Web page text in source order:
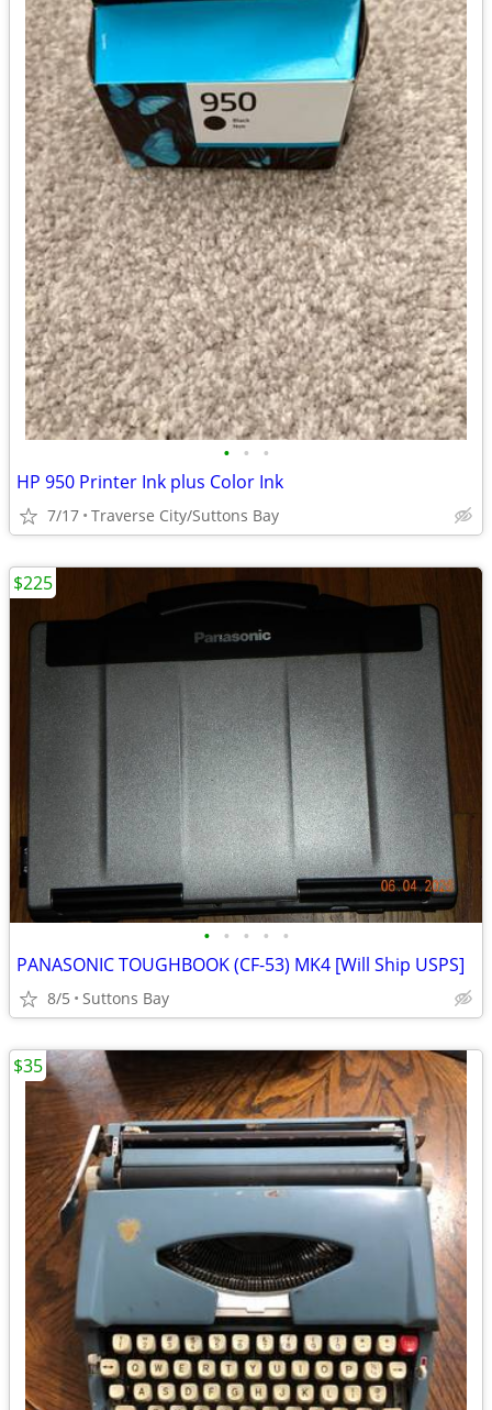
• • •
HP 950 Printer Ink plus Color Ink
7/17 Traverse City/Suttons Bay
• • • • •
PANASONIC TOUGHBOOK (CF-53) MK4 [Will Ship USPS]
8/5 Suttons Bay
$225
$35